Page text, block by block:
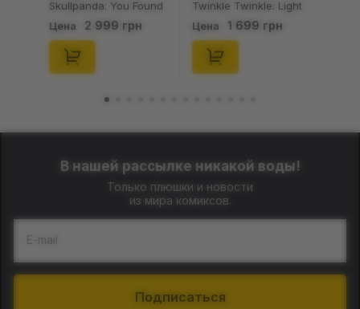
Skullpanda: You Found
Me!: Plush Doll Pendant
Series (Blind Box: 1 з
10) (Secret Edition),
(29347)
Цена 2 999 грн
Twinkle Twinkle: Light
Up: Scene Sets Series
(Blind Box: 1 з 10)
(Secret Edition),
(21372)
Цена 1 699 грн
В нашей рассылке никакой воды!
Только плюшки и новости
из мира комиксов.
E-mail
Подписаться